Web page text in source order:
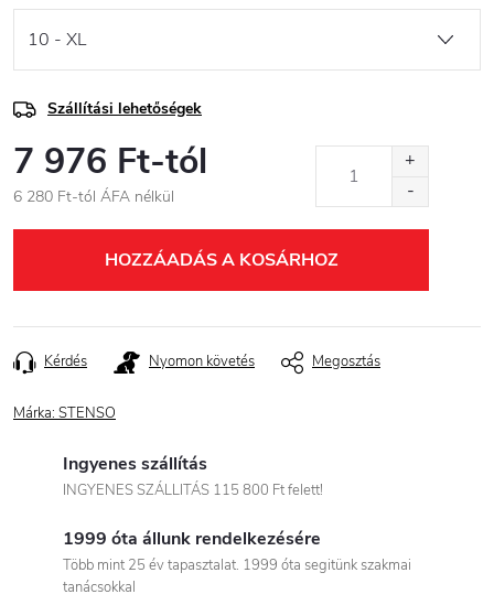
Szállítási lehetőségek
7 976 Ft-tól
6 280 Ft-tól ÁFA nélkül
HOZZÁADÁS A KOSÁRHOZ
Kérdés Nyomon követés Megosztás
Márka: STENSO
Ingyenes szállítás
INGYENES SZÁLLITÁS 115 800 Ft felett!
1999 óta állunk rendelkezésére
Több mint 25 év tapasztalat. 1999 óta segitünk szakmai
tanácsokkal